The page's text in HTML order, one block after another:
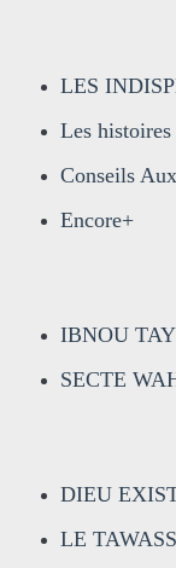
LES
Les histoires
Conseils
Encore+
IBNOU
SECTE
DIEU
LE